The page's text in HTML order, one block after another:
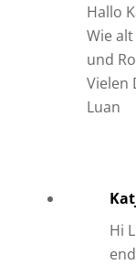
Hallo
Wie
und
Vielen
Luan
Hi